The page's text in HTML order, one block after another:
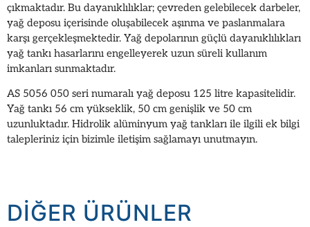
çıkmaktadır. Bu dayanıklılıklar; çevreden gelebilecek darbeler,
yağ deposu içerisinde oluşabilecek aşınma ve paslanmalara
karşı gerçekleşmektedir. Yağ depolarının güçlü dayanıklılıkları
yağ tankı hasarlarını engelleyerek uzun süreli kullanım
imkanları sunmaktadır.
AS 5056 050 seri numaralı yağ deposu 125 litre kapasitelidir.
Yağ tankı 56 cm yükseklik, 50 cm genişlik ve 50 cm
uzunluktadır. Hidrolik alüminyum yağ tankları ile ilgili ek bilgi
talepleriniz için bizimle iletişim sağlamayı unutmayın.
DIĞER ÜRÜNLER